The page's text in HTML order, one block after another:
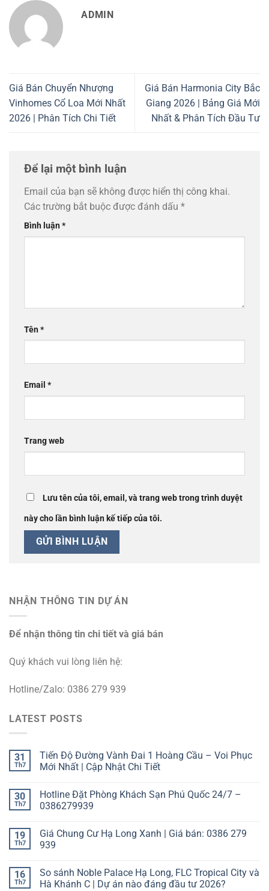
ADMIN
Giá Bán Chuyển Nhượng
Vinhomes Cổ Loa Mới Nhất
2026 | Phân Tích Chi Tiết
Giá Bán Harmonia City Bắc
Giang 2026 | Bảng Giá Mới
Nhất & Phân Tích Đầu Tư
Để lại một bình luận
Email của bạn sẽ không được hiển thị công khai.
Các trường bắt buộc được đánh dấu *
Bình luận*
Tên*
Email *
Trang web
Lưu tên của tôi, email, và trang web trong trình duyệt
này cho lần bình luận kế tiếp của tôi.
NHẬN THÔNG TIN DỰ ÁN
Để nhận thông tin chi tiết và giá bán
Quý khách vui lòng liên hệ:
Hotline/Zalo: 0386 279 939
LATEST POSTS
31
Th7
Tiến Độ Đường Vành Đai 1 Hoàng Cầu – Voi Phục
Mới Nhất | Cập Nhật Chi Tiết
30
Th7
Hotline Đặt Phòng Khách Sạn Phú Quốc 24/7 –
0386279939
19
Th7
Giá Chung Cư Hạ Long Xanh | Giá bán: 0386 279
939
16
Th7
So sánh Noble Palace Hạ Long, FLC Tropical City và
Hà Khánh C | Dự án nào đáng đầu tư 2026?